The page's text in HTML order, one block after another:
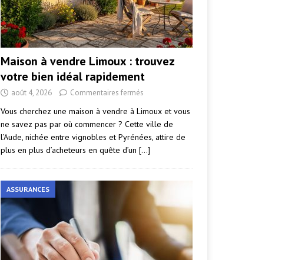
Maison à vendre Limoux : trouvez
votre bien idéal rapidement
août 4, 2026 Commentaires fermés
Vous cherchez une maison à vendre à Limoux et vous
ne savez pas par où commencer ? Cette ville de
l’Aude, nichée entre vignobles et Pyrénées, attire de
plus en plus d’acheteurs en quête d’un […]
ASSURANCES